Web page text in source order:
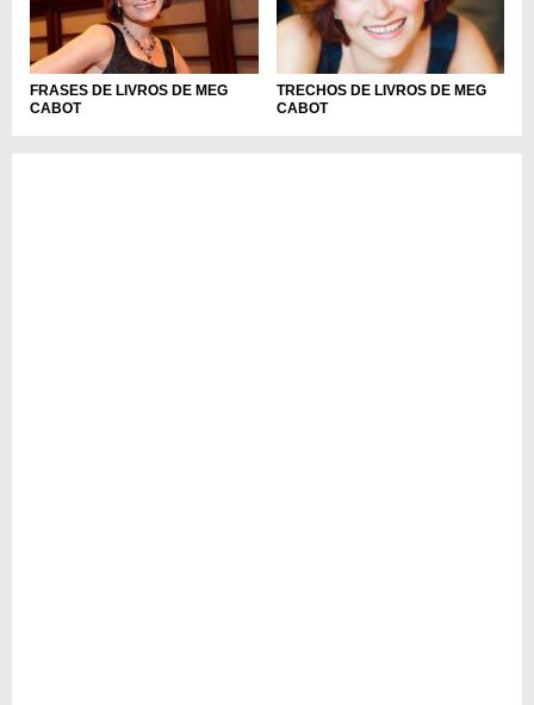
FRASES DE LIVROS DE MEG
CABOT
TRECHOS DE LIVROS DE MEG
CABOT